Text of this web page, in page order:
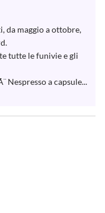
da maggio a ottobre,
tutte le funivie e gli
Nespresso a capsule...